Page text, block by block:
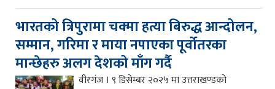
भारतको त्रिपुरामा चक्मा हत्या बिरुद्ध आन्दोलन,
सम्मान, गरिमा र माया नपाएका पूर्वोतरका
मान्छेहरु अलग देशको माँग गर्दै
वीरगंज । ९ डिसेम्बर २०२५ मा उत्तराखण्डको